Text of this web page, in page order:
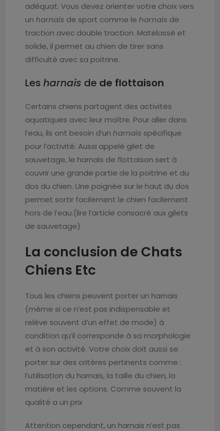
adéquat. Vous devez orienter votre choix vers
unharnais de sport comme leharnais de
traction avec double traction. Matelassé et
solide, il permet au chien de tirer sans
difficulté avec sa poitrine.
Lesharnais de de flottaison
Certains chiens partagent des activités
aquatiques avec leur maître. Pour aller dans
l’eau, ils ont besoin d’unharnais spécifique
pour l’activité. Aussi appelé gilet de
sauvetage, le harnais de flottaison sert à
couvrir une grande partie de la poitrine et du
dos du chien. Une poignée sur le haut du dos
permet sortir facilement le chien facilement
hors de l’eau.(lire l’article consacré aux gilets
de sauvetage)
La conclusion de Chats
Chiens Etc
Tous les chiens peuvent porter un harnais
(même si ce n’est pas indispensable et
relève souvent d’un effet de mode) à
condition qu’il corresponde à sa morphologie
et à son activité. Votre choix doit aussi se
porter sur des critères pertinents comme :
l’utilisation du harnais, la taille du chien, la
matière et les options. Comme souvent la
qualité a un prix
Attention cependant, un harnais n’est pas